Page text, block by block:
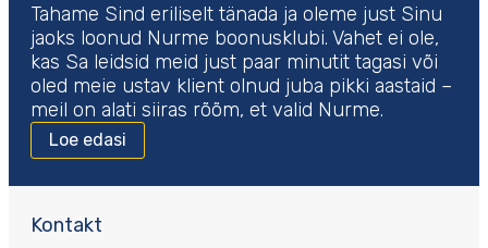
Tahame Sind eriliselt tänada ja oleme just Sinu
jaoks loonud Nurme boonusklubi. Vahet ei ole,
kas Sa leidsid meid just paar minutit tagasi või
oled meie ustav klient olnud juba pikki aastaid –
meil on alati siiras rõõm, et valid Nurme.
Loe edasi
Kontakt